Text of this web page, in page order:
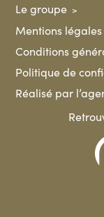
Le groupe
Mentions légales
Conditions
Politique de
Réalisé par